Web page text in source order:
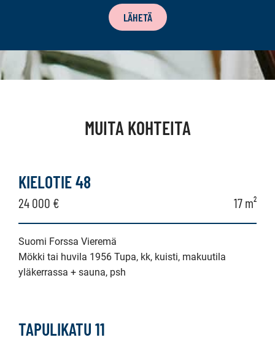
LÄHETÄ
MUITA KOHTEITA
KIELOTIE 48
24 000 € 17 m²
Suomi Forssa Vieremä
Mökki tai huvila 1956 Tupa, kk, kuisti, makuutila
yläkerrassa + sauna, psh
TAPULIKATU 11